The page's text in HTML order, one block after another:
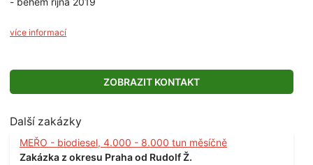
více informací
ZOBRAZIT KONTAKT
Další zakázky
MEŘO - biodiesel, 4.000 - 8.000 tun měsíčně
Zakázka z okresu Praha od Rudolf Ž.